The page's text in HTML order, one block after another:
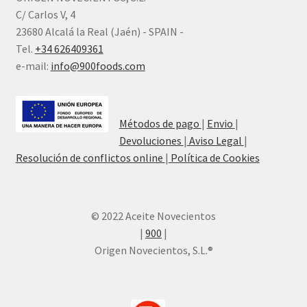
C/ Carlos V, 4
23680 Alcalá la Real (Jaén) - SPAIN -
Tel. +34 626409361
e-mail: info@900foods.com
Métodos de pago | Envio |
Devoluciones | Aviso Legal |
Resolución de conflictos online | Política de Cookies
© 2022 Aceite Novecientos
| 900 |
Origen Novecientos, S.L.®